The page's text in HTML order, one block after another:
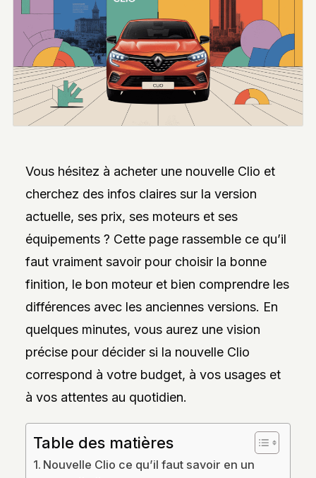
EXCLUSIVES
DESIGNERS,
DES
REPORTAGES
PHOTO
INSPIRANTS,
DES
ANALYSES
DOSSIERS
L’INNOVATION
AUTO/MOTO.
EST
SUR
L’EXPLORATION
DES
STYLES,
DES
MATIÈRES
L’ESTHÉTIQUE
POUR
Vous hésitez à acheter une nouvelle Clio et
cherchez des infos claires sur la version
actuelle, ses prix, ses moteurs et ses
équipements ? Cette page rassemble ce qu’il
faut vraiment savoir pour choisir la bonne
finition, le bon moteur et bien comprendre les
différences avec les anciennes versions. En
quelques minutes, vous aurez une vision
précise pour décider si la nouvelle Clio
correspond à votre budget, à vos usages et
à vos attentes au quotidien.
Table des matières
Nouvelle Clio ce qu’il faut savoir en un